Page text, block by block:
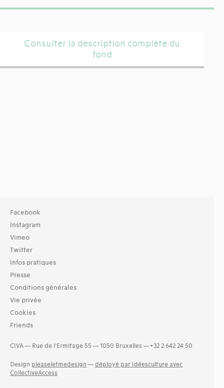
Consulter la description complète du
fond
Facebook
Instagram
Vimeo
Twitter
Infos pratiques
Presse
Conditions générales
Vie privée
Cookies
Friends
CIVA — Rue de l’Ermitage 55 — 1050 Bruxelles — +32 2 642 24 50
Design pleaseletmedesign — déployé par Idéesculture avec
CollectiveAccess